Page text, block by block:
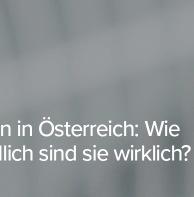
in Österreich: Wie
sind sie wirklich?